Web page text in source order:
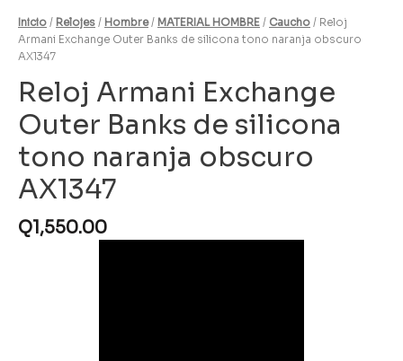
Inicio / Relojes / Hombre/ MATERIAL HOMBRE / Caucho / Reloj
Armani Exchange Outer Banks de silicona tono naranja obscuro
AX1347
Reloj Armani Exchange
Outer Banks de silicona
tono naranja obscuro
AX1347
Q1,550.00